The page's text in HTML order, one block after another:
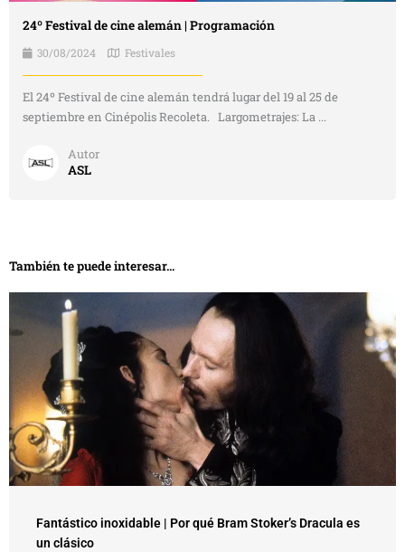
24º Festival de cine alemán | Programación
30/08/2024 Festivales
El 24º Festival de cine alemán tendrá lugar del 19 al 25 de
septiembre en Cinépolis Recoleta. Largometrajes: La ...
Autor
ASL
También te puede interesar...
Fantástico inoxidable | Por qué Bram Stoker’s Dracula es
un clásico